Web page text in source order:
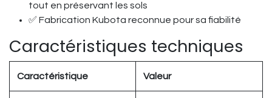
tout en préservant les sols
✅ Fabrication Kubota reconnue pour sa fiabilité
Caractéristiques techniques
Caractéristique Valeur